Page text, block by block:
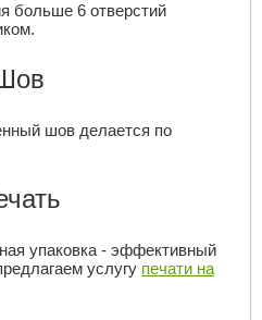
больше 6 отверстий
шов делается по
упаковка - эффективный
услугу печати на